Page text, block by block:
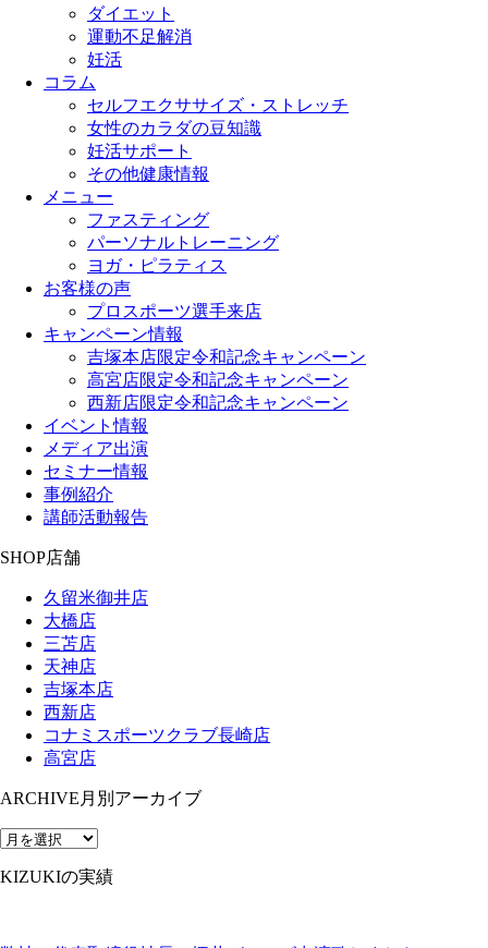
ダイエット
運動不足解消
妊活
コラム
セルフエクササイズ・ストレッチ
女性のカラダの豆知識
妊活サポート
その他健康情報
メニュー
ファスティング
パーソナルトレーニング
ヨガ・ピラティス
お客様の声
プロスポーツ選手来店
キャンペーン情報
吉塚本店限定令和記念キャンペーン
高宮店限定令和記念キャンペーン
西新店限定令和記念キャンペーン
イベント情報
メディア出演
セミナー情報
事例紹介
講師活動報告
SHOP店舗
久留米御井店
大橋店
三苫店
天神店
吉塚本店
西新店
コナミスポーツクラブ長崎店
高宮店
ARCHIVE 月別アーカイブ
KIZUKIの実績